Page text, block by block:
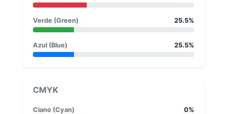
Verde (Green) 25.5%
Azul (Blue) 25.5%
CMYK
Ciano (Cyan) 0%